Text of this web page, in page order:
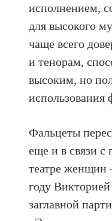
исполнением,
для высокого
чаще всего
и тенорам,
высоким, но
использования
Фальцеты
еще и в связи с
театре женщин
году
заглавной